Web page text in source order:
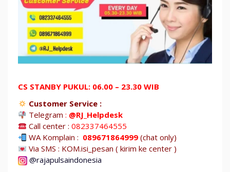
CS STANBY PUKUL: 06.00 – 23.30 WIB
Customer Service :
Telegram: @RJ_Helpdesk
Call center :082337464555
WA Komplain : 089671864999 (chat only)
Via SMS : KOM.isi_pesan ( kirim ke center )
@rajapulsaindonesia